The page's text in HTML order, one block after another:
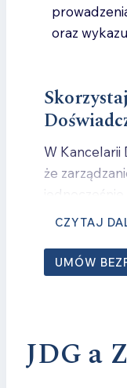
oraz
W Kancelarii
że
jednocześnie
Dlatego
na rozwoju
i
CZYTAJ
UMÓW
JDG a